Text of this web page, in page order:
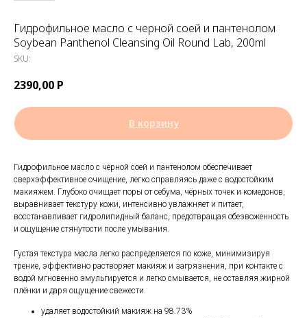
Гидрофильное масло с черной соей и пантенолом
Soybean Panthenol Cleansing Oil Round Lab, 200ml
SKU:
2390,00 Р
В корзину
Гидрофильное масло с чёрной соей и пантенолом обеспечивает
сверхэффективное очищение, легко справляясь даже с водостойким
макияжем. Глубоко очищает поры от себума, чёрных точек и комедонов,
выравнивает текстуру кожи, интенсивно увлажняет и питает,
восстанавливает гидролипидный баланс, предотвращая обезвоженность
и ощущение стянутости после умывания.
Густая текстура масла легко распределяется по коже, минимизируя
трение, эффективно растворяет макияж и загрязнения, при контакте с
водой мгновенно эмульгируется и легко смывается, не оставляя жирной
плёнки и даря ощущение свежести.
удаляет водостойкий макияж на 98.73%